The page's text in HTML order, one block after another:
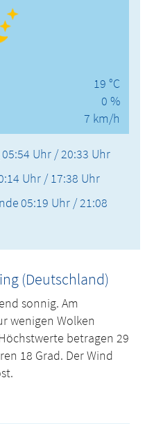
19 °C
0 %
7 km/h
05:54 Uhr / 20:33 Uhr
Uhr / 17:38 Uhr
05:19 Uhr / 21:08
(Deutschland)
sonnig. Am
wenigen Wolken
betragen 29
18 Grad. Der Wind